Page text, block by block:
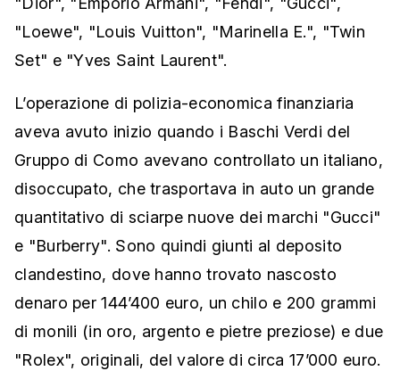
"Loewe", "Louis Vuitton", "Marinella E.", "Twin
Set" e "Yves Saint Laurent".
L’operazione di polizia-economica finanziaria
aveva avuto inizio quando i Baschi Verdi del
Gruppo di Como avevano controllato un italiano,
disoccupato, che trasportava in auto un grande
quantitativo di sciarpe nuove dei marchi "Gucci"
e "Burberry". Sono quindi giunti al deposito
clandestino, dove hanno trovato nascosto
denaro per 144’400 euro, un chilo e 200 grammi
di monili (in oro, argento e pietre preziose) e due
"Rolex", originali, del valore di circa 17’000 euro.